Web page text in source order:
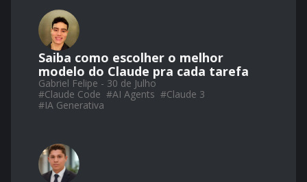
Saiba como escolher o melhor
modelo do Claude pra cada tarefa
Gabriel Felipe - 30 de Julho
#Claude Code #AI Agents #Claude 3
#IA Generativa